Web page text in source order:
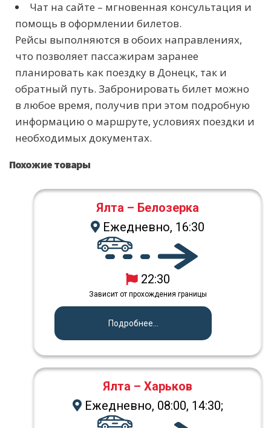
Чат на сайте – мгновенная консультация и
помощь в оформлении билетов.
Рейсы выполняются в обоих направлениях,
что позволяет пассажирам заранее
планировать как поездку в Донецк, так и
обратный путь. Забронировать билет можно
в любое время, получив при этом подробную
информацию о маршруте, условиях поездки и
необходимых документах.
Похожие товары
Ялта – Белозерка
Ежедневно, 16:30
22:30
Зависит от прохождения границы
Подробнее...
Ялта – Харьков
Ежедневно, 08:00, 14:30;